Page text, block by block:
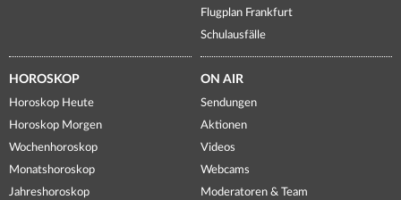
Flugplan Frankfurt
Schulausfälle
HOROSKOP
Horoskop Heute
Horoskop Morgen
Wochenhoroskop
Monatshoroskop
Jahreshoroskop
ON AIR
Sendungen
Aktionen
Videos
Webcams
Moderatoren & Team